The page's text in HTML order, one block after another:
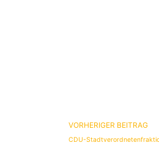
Zurück
VORHERIGER BEITRAG
CDU-